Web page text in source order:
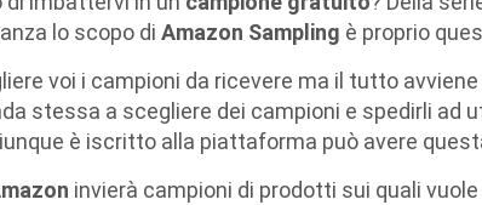
lo scopo di Amazon Sampling è proprio
voi i campioni da ricevere ma il tutto
stessa a scegliere dei campioni e spedirli ad
è iscritto alla piattaforma può avere
invierà campioni di prodotti sui quali